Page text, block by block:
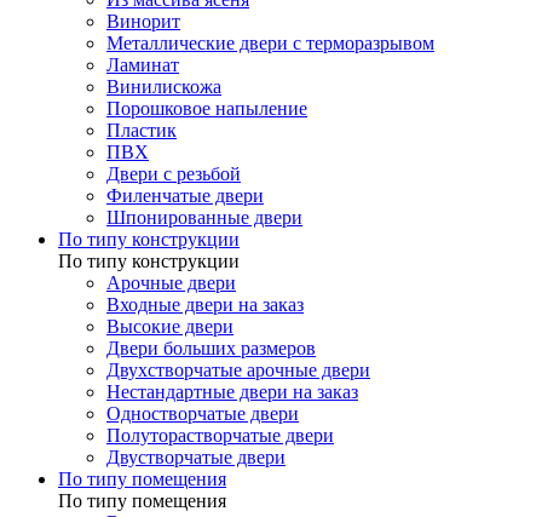
Винорит
Металлические двери с терморазрывом
Ламинат
Винилискожа
Порошковое напыление
Пластик
ПВХ
Двери с резьбой
Филенчатые двери
Шпонированные двери
По типу конструкции
По типу конструкции
Арочные двери
Входные двери на заказ
Высокие двери
Двери больших размеров
Двухстворчатые арочные двери
Нестандартные двери на заказ
Одностворчатые двери
Полуторастворчатые двери
Двустворчатые двери
По типу помещения
По типу помещения